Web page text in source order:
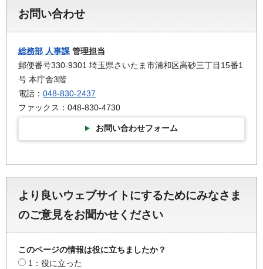
お問い合わせ
総務部 人事課 管理担当
郵便番号330-9301 埼玉県さいたま市浦和区高砂三丁目15番1
号 本庁舎3階
電話： 048-830-2437
ファックス：048-830-4730
お問い合わせフォーム
より良いウェブサイトにするためにみなさま
のご意見をお聞かせください
このページの情報は役に立ちましたか？
1：役に立った